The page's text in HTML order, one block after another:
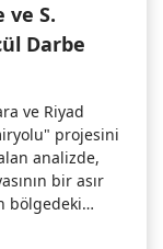
ve S.
Darbe
ve Riyad
projesini
analizde,
bir asır
bölgedeki